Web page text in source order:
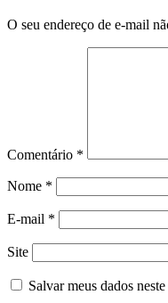
O seu endereço de e-mail
Comentário *
Nome *
E-mail *
Site
Salvar meus dados